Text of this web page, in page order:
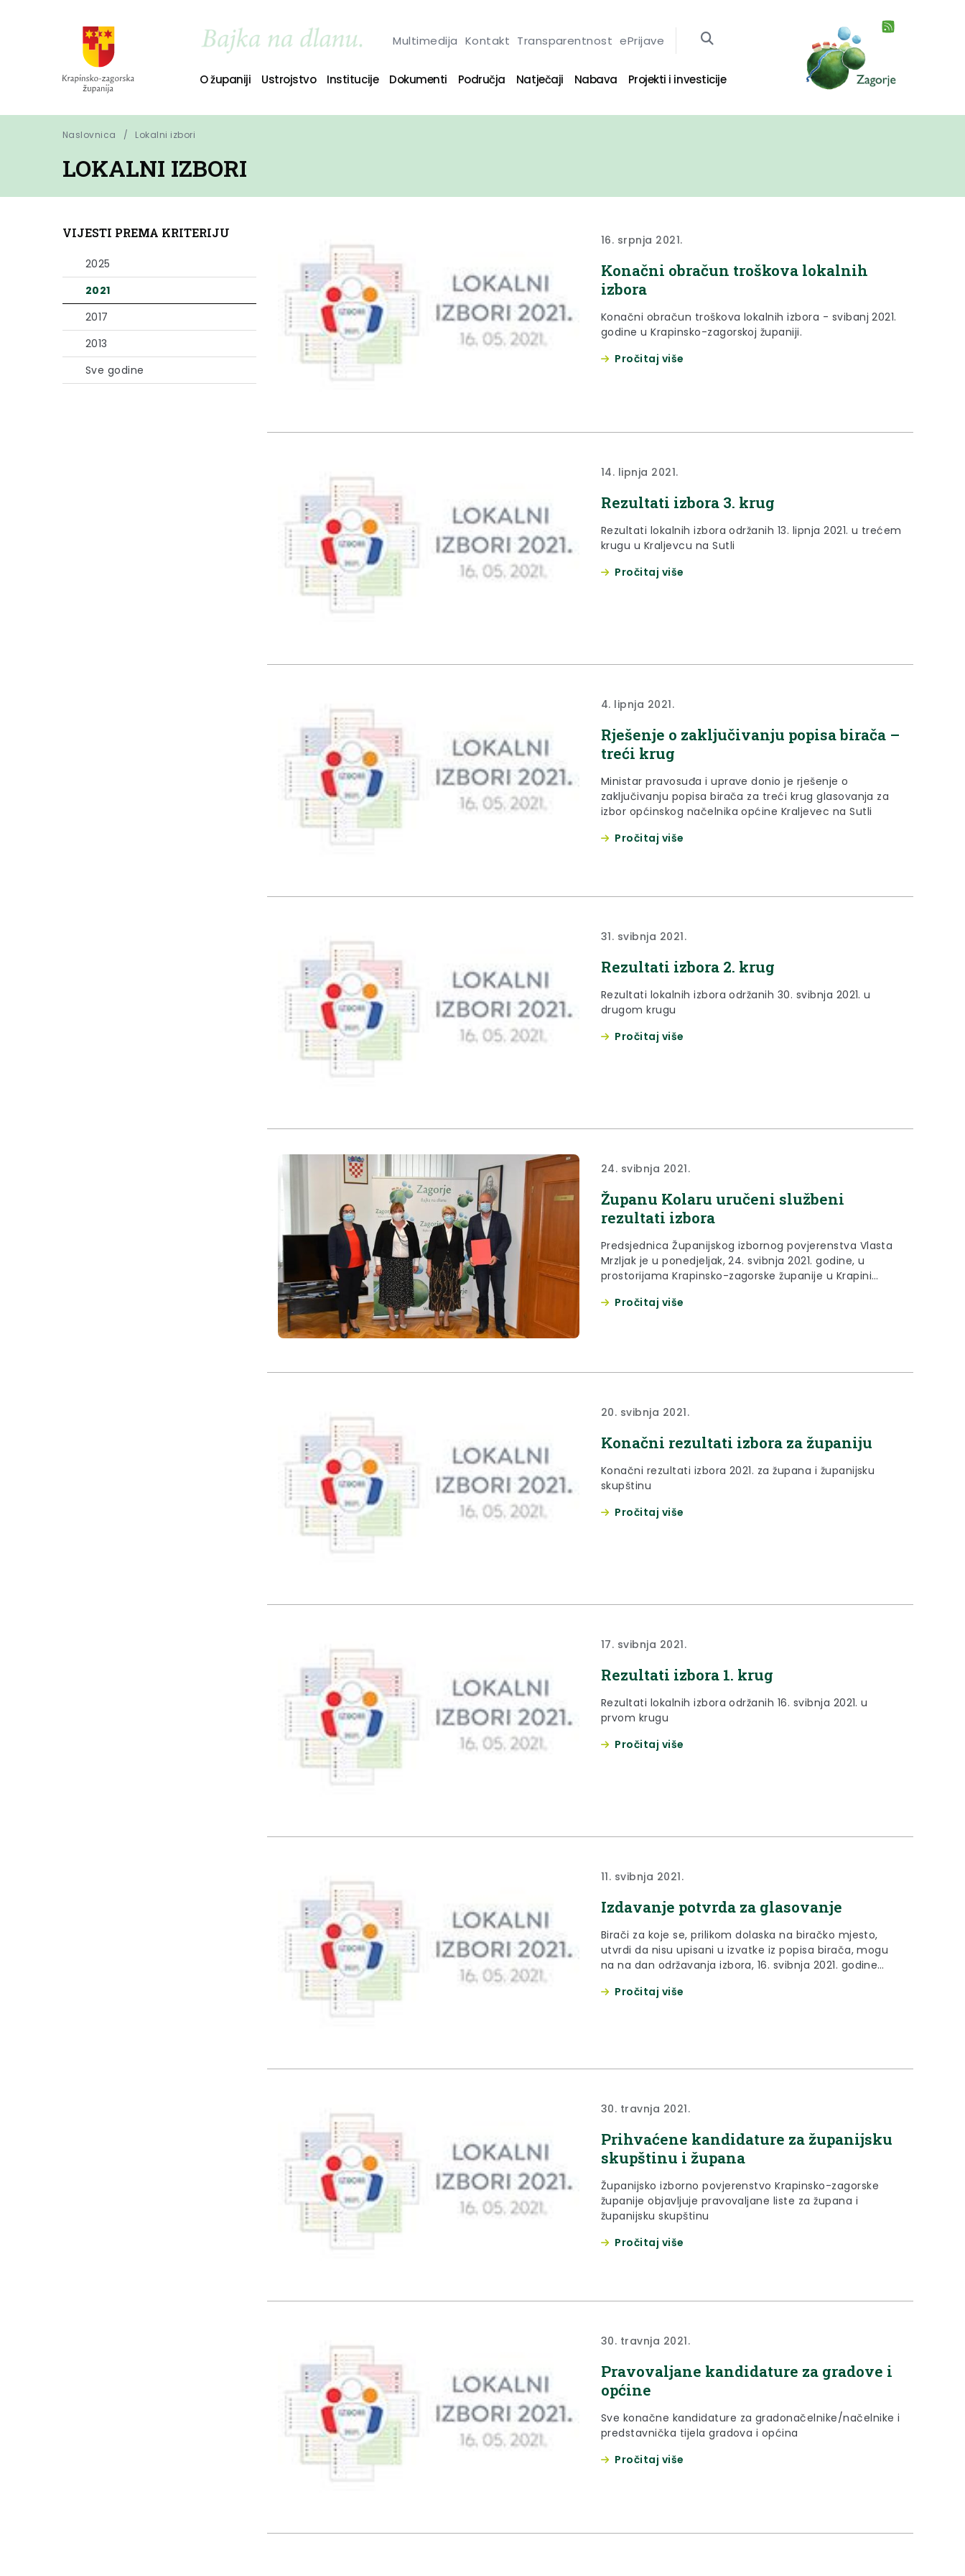
Multimedija Kontakt Transparentnost ePrijave
O županiji Ustrojstvo Institucije Dokumenti Područja Natječaji Nabava Projekti i investicije
Naslovnica Lokalni izbori
LOKALNI IZBORI
VIJESTI PREMA KRITERIJU
2025
2021
2017
2013
Sve godine
16. srpnja 2021.
Konačni obračun troškova lokalnih
izbora
Konačni obračun troškova lokalnih izbora - svibanj 2021.
godine u Krapinsko-zagorskoj županiji.
Pročitaj više
14. lipnja 2021.
Rezultati izbora 3. krug
Rezultati lokalnih izbora održanih 13. lipnja 2021. u trećem
krugu u Kraljevcu na Sutli
Pročitaj više
4. lipnja 2021.
Rješenje o zaključivanju popisa birača –
treći krug
Ministar pravosuđa i uprave donio je rješenje o
zaključivanju popisa birača za treći krug glasovanja za
izbor općinskog načelnika općine Kraljevec na Sutli
Pročitaj više
31. svibnja 2021.
Rezultati izbora 2. krug
Rezultati lokalnih izbora održanih 30. svibnja 2021. u
drugom krugu
Pročitaj više
24. svibnja 2021.
Županu Kolaru uručeni službeni
rezultati izbora
Predsjednica Županijskog izbornog povjerenstva Vlasta
Mrzljak je u ponedjeljak, 24. svibnja 2021. godine, u
prostorijama Krapinsko-zagorske županije u Krapini
čestitala izabranom županu Krapinsko-zagorske
Pročitaj više
20. svibnja 2021.
Konačni rezultati izbora za županiju
Konačni rezultati izbora 2021. za župana i županijsku
skupštinu
Pročitaj više
17. svibnja 2021.
Rezultati izbora 1. krug
Rezultati lokalnih izbora održanih 16. svibnja 2021. u
prvom krugu
Pročitaj više
11. svibnja 2021.
Izdavanje potvrda za glasovanje
Birači za koje se, prilikom dolaska na biračko mjesto,
utvrdi da nisu upisani u izvatke iz popisa birača, mogu
na na dan održavanja izbora, 16. svibnja 2021. godine
glasovanje koju izdaje Upravni odjel za opću upravu i
Pročitaj više
30. travnja 2021.
Prihvaćene kandidature za županijsku
skupštinu i župana
Županijsko izborno povjerenstvo Krapinsko-zagorske
županije objavljuje pravovaljane liste za župana i
županijsku skupštinu
Pročitaj više
30. travnja 2021.
Pravovaljane kandidature za gradove i
općine
Sve konačne kandidature za gradonačelnike/načelnike i
predstavnička tijela gradova i općina
Pročitaj više